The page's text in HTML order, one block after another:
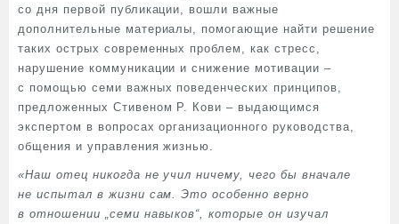
со дня первой публикации, вошли важные
дополнительные материалы, помогающие найти решение
таких острых современных проблем, как стресс,
нарушение коммуникации и снижение мотивации –
с помощью семи важных поведенческих принципов,
предложенных Стивеном Р. Кови – выдающимся
экспертом в вопросах организационного руководства,
общения и управления жизнью.
«Наш отец никогда не учил ничему, чего бы вначале
не испытал в жизни сам. Это особенно верно
в отношении „семи навыков“, которые он изучал